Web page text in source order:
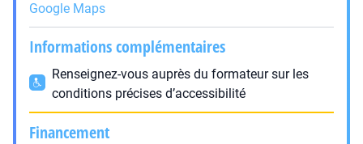
Google Maps
Informations complémentaires
Renseignez-vous auprès du formateur sur les
conditions précises d’accessibilité
Financement